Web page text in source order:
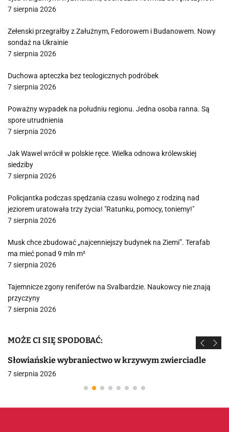
7 sierpnia 2026
Zełenski przegrałby z Załużnym, Fedorowem i Budanowem. Nowy
sondaż na Ukrainie
7 sierpnia 2026
Duchowa apteczka bez teologicznych podróbek
7 sierpnia 2026
Poważny wypadek na południu regionu. Jedna osoba ranna. Są
spore utrudnienia
7 sierpnia 2026
Jak Wawel wrócił w polskie ręce. Wielka odnowa królewskiej
siedziby
7 sierpnia 2026
Policjantka podczas spędzania czasu wolnego z rodziną nad
jeziorem uratowała trzy życia! "Ratunku, pomocy, toniemy!"
7 sierpnia 2026
Musk chce zbudować „najcenniejszy budynek na Ziemi”. Terafab
ma mieć ponad 9 mln m²
7 sierpnia 2026
Tajemnicze zgony reniferów na Svalbardzie. Naukowcy nie znają
przyczyny
7 sierpnia 2026
MOŻE CI SIĘ SPODOBAĆ:
Słowiańskie wybraniectwo w krzywym zwierciadle
7 sierpnia 2026